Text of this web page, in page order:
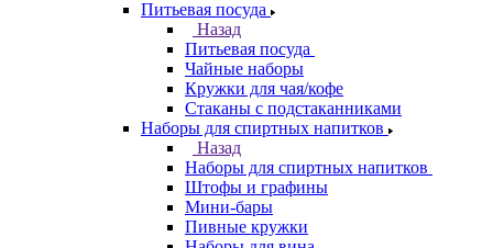
Питьевая посуда
Назад
Питьевая посуда
Чайные наборы
Кружки для чая/кофе
Стаканы с подстаканниками
Наборы для спиртных напитков
Назад
Наборы для спиртных напитков
Штофы и графины
Мини-бары
Пивные кружки